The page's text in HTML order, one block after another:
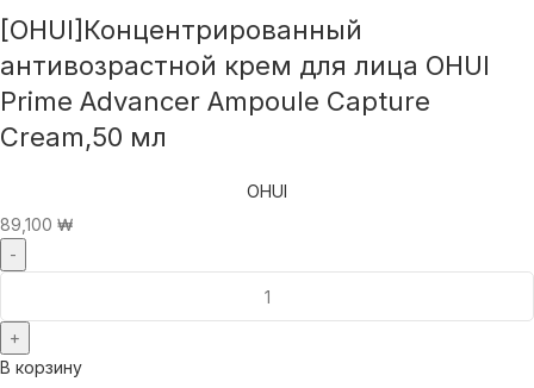
[OHUI]Концентрированный
антивозрастной крем для лица OHUI
Prime Advancer Ampoule Capture
Cream,50 мл
OHUI
89,100 ₩
В корзину